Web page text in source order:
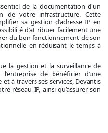
de la documentation d'un
de votre infrastructure. Cette
sa gestion d’adresse IP en
d’attribuer facilement une
du bon fonctionnement de son
en réduisant le temps à
la gestion et la surveillance de
de bénéficier d’une
à travers ses services, Devantis
réseau IP, ainsi qu’assurer son